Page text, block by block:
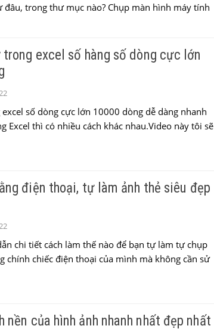
trong thư mục nào? Chụp màn hình máy tính
excel số hàng số dòng cực lớn
số dòng cực lớn 10000 dòng dễ dàng nhanh
Excel thì có nhiều cách khác nhau.Video này tôi sẽ
điện thoại, tự làm ảnh thẻ siêu đẹp
chi tiết cách làm thế nào để bạn tự làm tự chụp
chính chiếc điện thoại của mình mà không cần sử
nền của hình ảnh nhanh nhất đẹp nhất